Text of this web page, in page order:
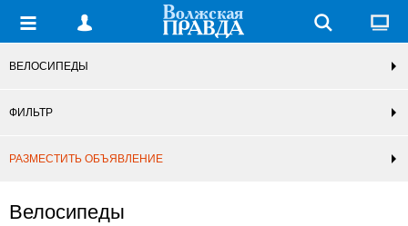
ВЕЛОСИПЕДЫ
ФИЛЬТР
РАЗМЕСТИТЬ ОБЪЯВЛЕНИЕ
Велосипеды